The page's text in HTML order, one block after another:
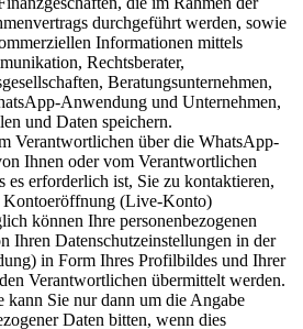
durchgeführt werden, sowie
Informationen mittels
Rechtsberater,
Beratungsunternehmen,
Anwendung und Unternehmen,
und Daten speichern.
Verantwortlichen über die WhatsApp-
Ihnen oder vom Verantwortlichen
es erforderlich ist, Sie zu kontaktieren,
Kontoeröffnung (Live-Konto)
können Ihre personenbezogenen
Ihren Datenschutzeinstellungen in der
in Form Ihres Profilbildes und Ihrer
Verantwortlichen übermittelt werden.
kann Sie nur dann um die Angabe
Daten bitten, wenn dies